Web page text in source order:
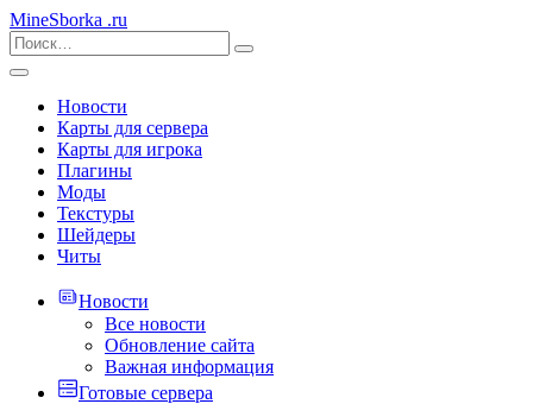
MineSborka .ru
Новости
Карты для сервера
Карты для игрока
Плагины
Моды
Текстуры
Шейдеры
Читы
Новости
Все новости
Обновление сайта
Важная информация
Готовые сервера